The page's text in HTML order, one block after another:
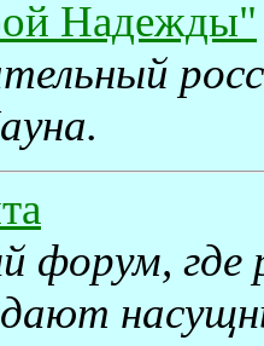
Надежды"
форум, где